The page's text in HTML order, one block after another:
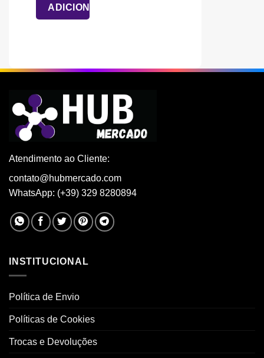
era:
€ 79,90.
é:
€ 27,90.
ADICIONAR
Atendimento ao Cliente:
contato@hubmercado.com
WhatsApp: (+39) 329 8280894
INSTITUCIONAL
Política de Envio
Políticas de Cookies
Trocas e Devoluções